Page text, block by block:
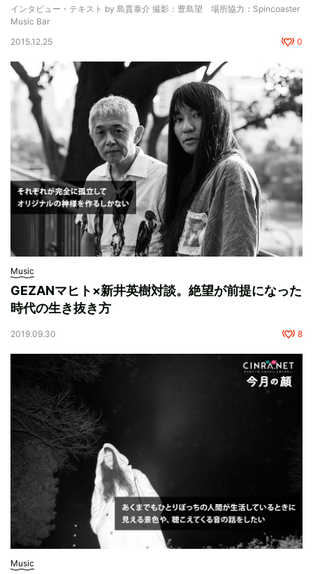
インタビュー・テキスト by 島貫泰介 撮影：豊島望 場所協力：Spincoaster
Music Bar
2015.12.25
0
Music
GEZANマヒト×新井英樹対談。絶望が前提になった
時代の生き抜き方
2019.09.30 8
Music